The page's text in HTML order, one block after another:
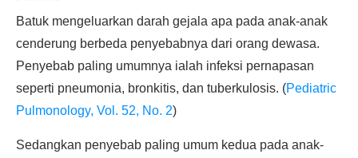
Batuk mengeluarkan darah gejala apa pada anak-anak
cenderung berbeda penyebabnya dari orang dewasa.
Penyebab paling umumnya ialah infeksi pernapasan
seperti pneumonia, bronkitis, dan tuberkulosis. (Pediatric
Pulmonology, Vol. 52, No. 2)
Sedangkan penyebab paling umum kedua pada anak-